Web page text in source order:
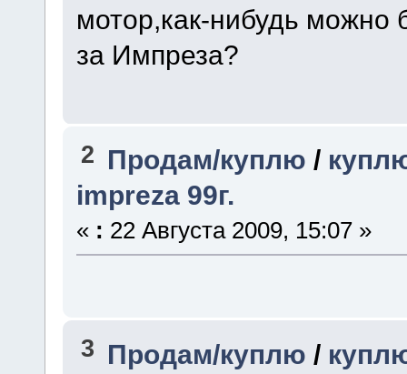
мотор,как-нибудь можно
за Импреза?
2 Продам/куплю /
impreza 99г.
« : 22 Августа 2009, 15:07 »
3 Продам/куплю /